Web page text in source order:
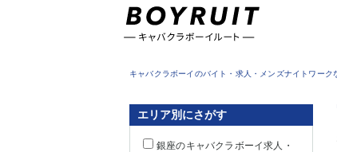
キャバクラボーイのバイト・求人・メンズナイトワーク
エリア別にさがす
銀座のキャバクラボーイ求人・
東京都